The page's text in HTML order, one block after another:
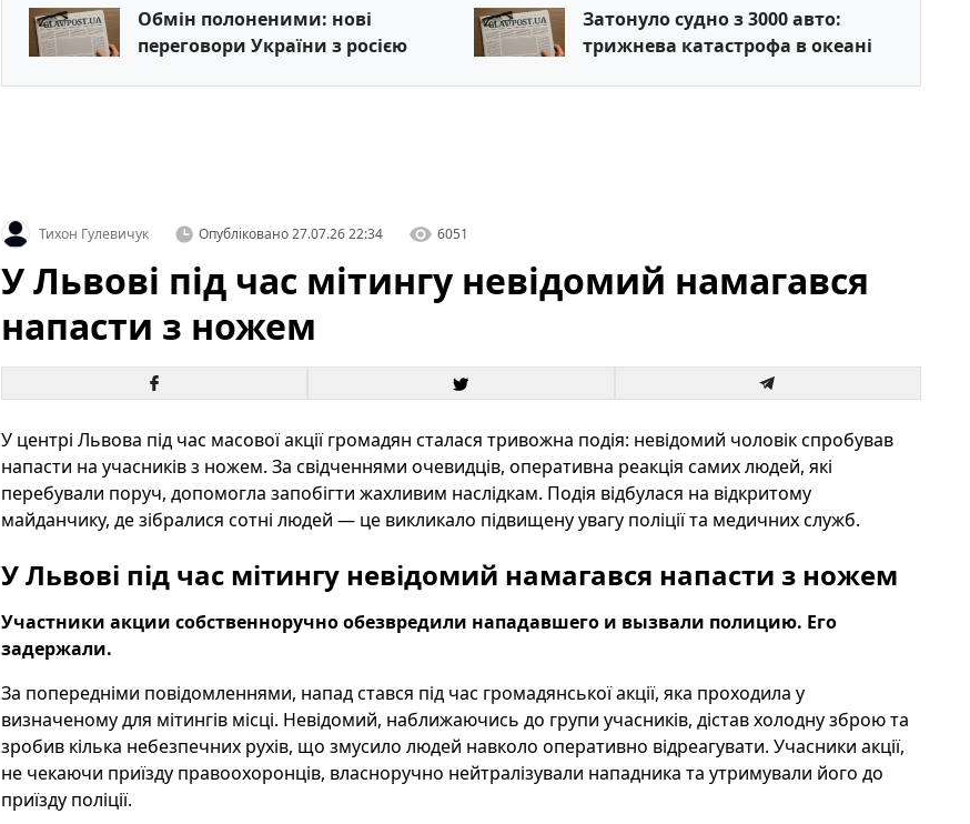
Обмін полоненими: нові
переговори України з росією
Затонуло судно з 3000 авто:
трижнева катастрофа в океані
Тихон Гулевичук Опубліковано27.07.26 22:34 6051
У Львові під час мітингу невідомий намагався
напасти з ножем
У центрі Львова під час масової акції громадян сталася тривожна подія: невідомий чоловік спробував
напасти на учасників з ножем. За свідченнями очевидців, оперативна реакція самих людей, які
перебували поруч, допомогла запобігти жахливим наслідкам. Подія відбулася на відкритому
майданчику, де зібралися сотні людей — це викликало підвищену увагу поліції та медичних служб.
У Львові під час мітингу невідомий намагався напасти з ножем
Участники акции собственноручно обезвредили нападавшего и вызвали полицию. Его
задержали.
За попередніми повідомленнями, напад стався під час громадянської акції, яка проходила у
визначеному для мітингів місці. Невідомий, наближаючись до групи учасників, дістав холодну зброю та
зробив кілька небезпечних рухів, що змусило людей навколо оперативно відреагувати. Учасники акції,
не чекаючи приїзду правоохоронців, власноручно нейтралізували нападника та утримували його до
приїзду поліції.